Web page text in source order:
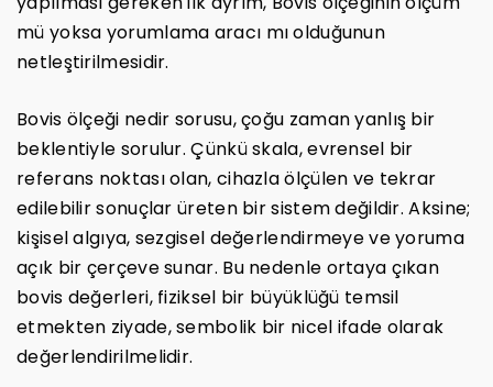
mü yoksa yorumlama aracı mı olduğunun
netleştirilmesidir.
Bovis ölçeği nedir sorusu, çoğu zaman yanlış bir
beklentiyle sorulur. Çünkü skala, evrensel bir
referans noktası olan, cihazla ölçülen ve tekrar
edilebilir sonuçlar üreten bir sistem değildir. Aksine;
kişisel algıya, sezgisel değerlendirmeye ve yoruma
açık bir çerçeve sunar. Bu nedenle ortaya çıkan
bovis değerleri, fiziksel bir büyüklüğü temsil
etmekten ziyade, sembolik bir nicel ifade olarak
değerlendirilmelidir.